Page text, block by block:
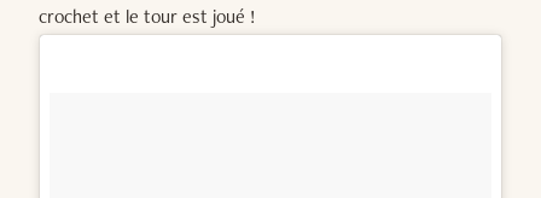
crochet et le tour est joué !